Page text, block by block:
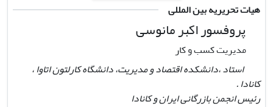
هیات تحریریه بین المللی
پروفسور اکبر مانوسی
مدیریت کسب و کار
استاد ،دانشکده اقتصاد و مدیریت، دانشگاه کارلتون اتاوا ،
کانادا .
رئیس انجمن بازرگانی ایران و کانادا